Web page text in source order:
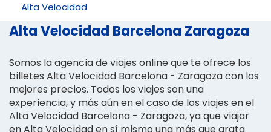
Alta Velocidad
Alta Velocidad Barcelona Zaragoza
Somos la agencia de viajes online que te ofrece los
billetes Alta Velocidad Barcelona - Zaragoza con los
mejores precios. Todos los viajes son una
experiencia, y más aún en el caso de los viajes en el
Alta Velocidad Barcelona - Zaragoza, ya que viajar